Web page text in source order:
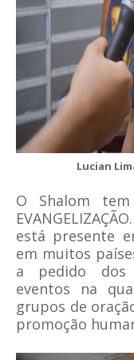
Lucian
O Shalom
está presente
em muitos
a pedido dos
eventos na
grupos de
promoção